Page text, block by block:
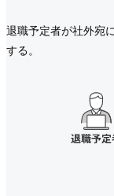
退職予定者が社外宛
する。